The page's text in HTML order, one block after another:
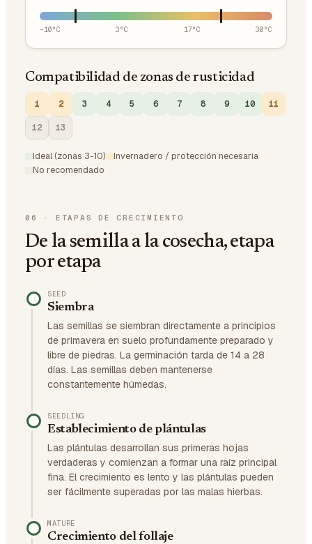
-10°C 3°C 17°C 30°C
Compatibilidad de zonas de rusticidad
1 2 3 4 5 6 7 8 9 10 11
12 13
Ideal (zonas 3-10)
Invernadero / protección necesaria
No recomendado
06 · ETAPAS DE CRECIMIENTO
De la semilla a la cosecha, etapa
por etapa
SEED
Siembra
Las semillas se siembran directamente a principios
de primavera en suelo profundamente preparado y
libre de piedras. La germinación tarda de 14 a 28
días. Las semillas deben mantenerse
constantemente húmedas.
SEEDLING
Establecimiento de plántulas
Las plántulas desarrollan sus primeras hojas
verdaderas y comienzan a formar una raíz principal
fina. El crecimiento es lento y las plántulas pueden
ser fácilmente superadas por las malas hierbas.
MATURE
Crecimiento del follaje